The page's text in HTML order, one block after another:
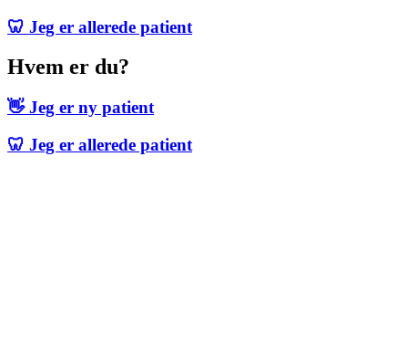
🦷 Jeg er allerede patient
Hvem er du?
👋 Jeg er ny patient
🦷 Jeg er allerede patient